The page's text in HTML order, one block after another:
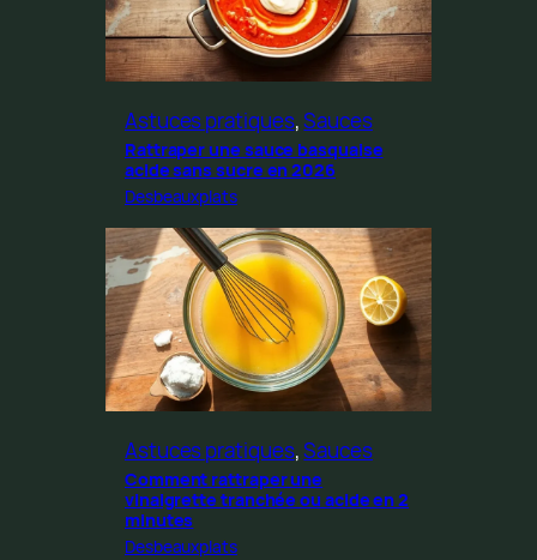
Astuces pratiques, Sauces
Rattraper une sauce basquaise
acide sans sucre en 2026
Desbeauxplats
Astuces pratiques, Sauces
Comment rattraper une
vinaigrette tranchée ou acide en 2
minutes
Desbeauxplats